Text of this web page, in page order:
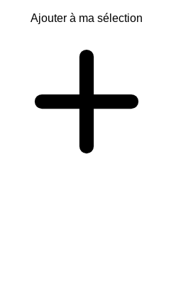
Ajouter à ma sélection